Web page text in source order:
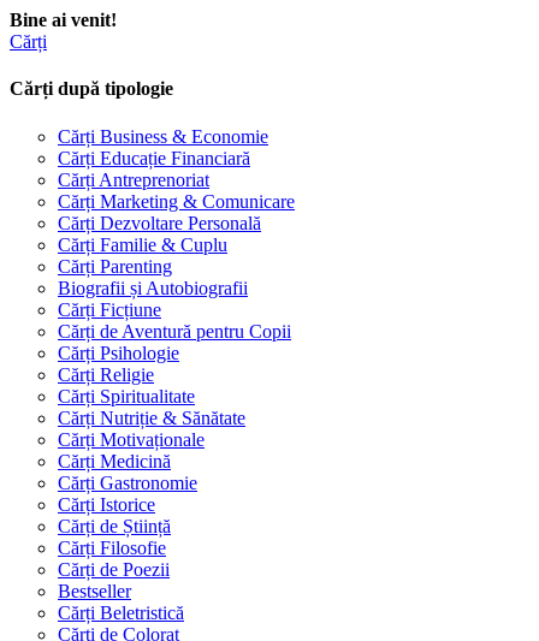
Bine ai venit!
Cărți
Cărți după tipologie
Cărți Business & Economie
Cărți Educație Financiară
Cărți Antreprenoriat
Cărți Marketing & Comunicare
Cărți Dezvoltare Personală
Cărți Familie & Cuplu
Cărți Parenting
Biografii și Autobiografii
Cărți Ficțiune
Cărți de Aventură pentru Copii
Cărți Psihologie
Cărți Religie
Cărți Spiritualitate
Cărți Nutriție & Sănătate
Cărți Motivaționale
Cărți Medicină
Cărți Gastronomie
Cărți Istorice
Cărți de Știință
Cărți Filosofie
Cărți de Poezii
Bestseller
Cărți Beletristică
Cărți de Colorat